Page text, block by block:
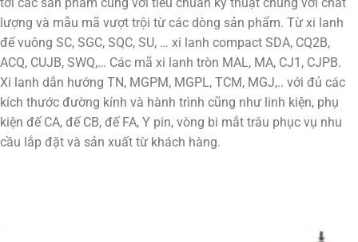
lượng và mẫu mã vượt trội từ các dòng sản phẩm. Từ xi lanh
đế vuông SC, SGC, SQC, SU, … xi lanh compact SDA, CQ2B,
ACQ, CUJB, SWQ,… Các mã xi lanh tròn MAL, MA, CJ1, CJPB.
Xi lanh dẫn hướng TN, MGPM, MGPL, TCM, MGJ,.. với đủ các
kích thước đường kính và hành trình cũng như linh kiện, phụ
kiện đế CA, đế CB, đế FA, Y pin, vòng bi mắt trâu phục vụ nhu
cầu lắp đặt và sản xuất từ khách hàng.